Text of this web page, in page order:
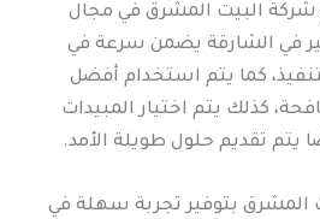
شركة البيت المشرق في مجال
في الشارقة يضمن سرعة في
كما يتم استخدام أفضل
كذلك يتم اختيار المبيدات
يتم تقديم حلول طويلة الأمد.
المشرق بتوفير تجربة سهلة في